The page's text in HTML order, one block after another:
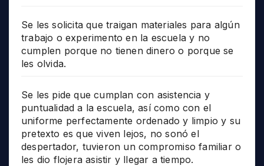
Se les solicita que traigan materiales para algún
trabajo o experimento en la escuela y no
cumplen porque no tienen dinero o porque se
les olvida.
Se les pide que cumplan con asistencia y
puntualidad a la escuela, así como con el
uniforme perfectamente ordenado y limpio y su
pretexto es que viven lejos, no sonó el
despertador, tuvieron un compromiso familiar o
les dio flojera asistir y llegar a tiempo.